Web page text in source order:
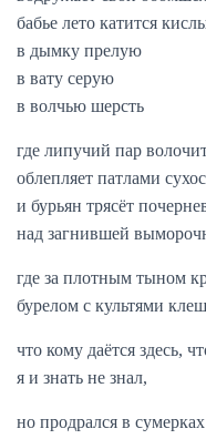
бабье лето катится
в дымку прелую
в вату серую
в волчью шерсть
где липучий пар
облепляет патлами
и бурьян трясёт
над загнившей
где за плотным тыном
бурелом с культями
что кому даётся здесь,
я и знать не знал,
но продрался в сумерках